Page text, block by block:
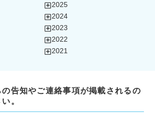
2025
2024
2023
2022
2021
告知やご連絡事項が掲載されるの
。